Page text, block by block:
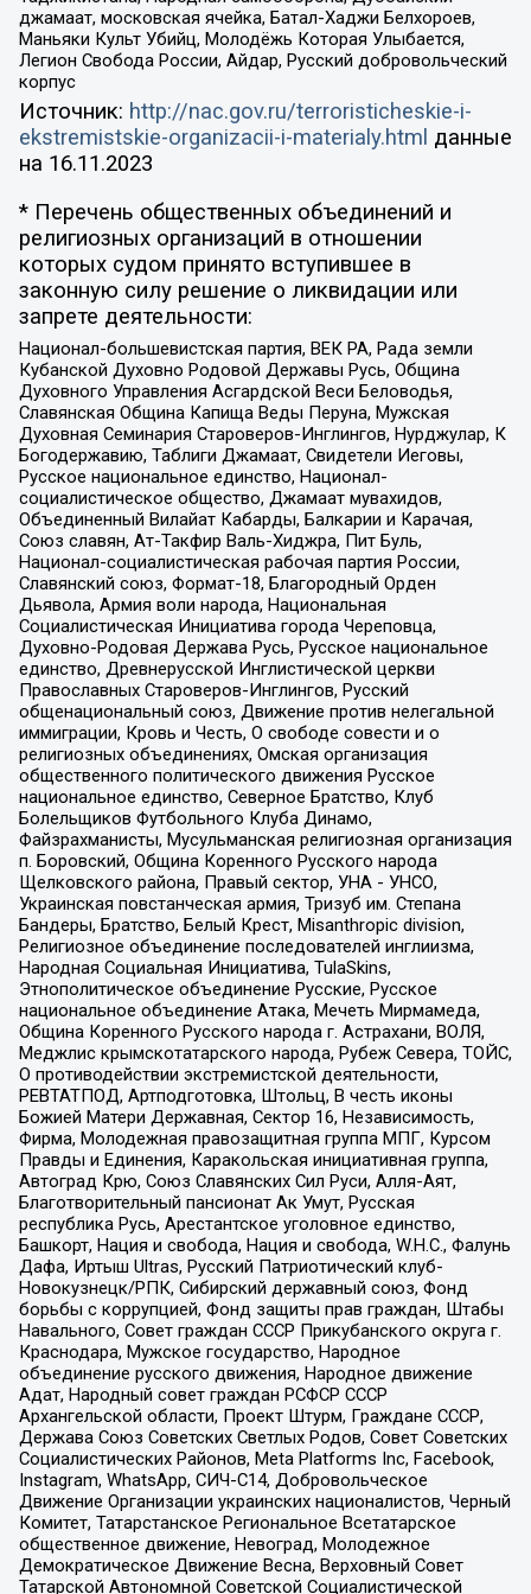
джамаат, московская ячейка, Батал-Хаджи Белхороев,
Маньяки Культ Убийц, Молодёжь Которая Улыбается,
Легион Свобода России, Айдар, Русский добровольческий
корпус
Источник: http://nac.gov.ru/terroristicheskie-i-
ekstremistskie-organizacii-i-materialy.html данные
на 16.11.2023
* Перечень общественных объединений и
религиозных организаций в отношении
которых судом принято вступившее в
законную силу решение о ликвидации или
запрете деятельности:
Национал-большевистская партия, ВЕК РА, Рада земли
Кубанской Духовно Родовой Державы Русь, Община
Духовного Управления Асгардской Веси Беловодья,
Славянская Община Капища Веды Перуна, Мужская
Духовная Семинария Староверов-Инглингов, Нурджулар, К
Богодержавию, Таблиги Джамаат, Свидетели Иеговы,
Русское национальное единство, Национал-
социалистическое общество, Джамаат мувахидов,
Объединенный Вилайат Кабарды, Балкарии и Карачая,
Союз славян, Ат-Такфир Валь-Хиджра, Пит Буль,
Национал-социалистическая рабочая партия России,
Славянский союз, Формат-18, Благородный Орден
Дьявола, Армия воли народа, Национальная
Социалистическая Инициатива города Череповца,
Духовно-Родовая Держава Русь, Русское национальное
единство, Древнерусской Инглистической церкви
Православных Староверов-Инглингов, Русский
общенациональный союз, Движение против нелегальной
иммиграции, Кровь и Честь, О свободе совести и о
религиозных объединениях, Омская организация
общественного политического движения Русское
национальное единство, Северное Братство, Клуб
Болельщиков Футбольного Клуба Динамо,
Файзрахманисты, Мусульманская религиозная организация
п. Боровский, Община Коренного Русского народа
Щелковского района, Правый сектор, УНА - УНСО,
Украинская повстанческая армия, Тризуб им. Степана
Бандеры, Братство, Белый Крест, Misanthropic division,
Религиозное объединение последователей инглиизма,
Народная Социальная Инициатива, TulaSkins,
Этнополитическое объединение Русские, Русское
национальное объединение Атака, Мечеть Мирмамеда,
Община Коренного Русского народа г. Астрахани, ВОЛЯ,
Меджлис крымскотатарского народа, Рубеж Севера, ТОЙС,
О противодействии экстремистской деятельности,
РЕВТАТПОД, Артподготовка, Штольц, В честь иконы
Божией Матери Державная, Сектор 16, Независимость,
Фирма, Молодежная правозащитная группа МПГ, Курсом
Правды и Единения, Каракольская инициативная группа,
Автоград Крю, Союз Славянских Сил Руси, Алля-Аят,
Благотворительный пансионат Ак Умут, Русская
республика Русь, Арестантское уголовное единство,
Башкорт, Нация и свобода, Нация и свобода, W.H.С., Фалунь
Дафа, Иртыш Ultras, Русский Патриотический клуб-
Новокузнецк/РПК, Сибирский державный союз, Фонд
борьбы с коррупцией, Фонд защиты прав граждан, Штабы
Навального, Совет граждан СССР Прикубанского округа г.
Краснодара, Мужское государство, Народное
объединение русского движения, Народное движение
Адат, Народный совет граждан РСФСР СССР
Архангельской области, Проект Штурм, Граждане СССР,
Держава Союз Советских Светлых Родов, Совет Советских
Социалистических Районов, Meta Platforms Inc, Facebook,
Instagram, WhatsApp, СИЧ-С14, Добровольческое
Движение Организации украинских националистов, Черный
Комитет, Татарстанское Региональное Всетатарское
общественное движение, Невоград, Молодежное
Демократическое Движение Весна, Верховный Совет
Татарской Автономной Советской Социалистической